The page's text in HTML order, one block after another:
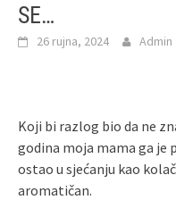
SE…
26 rujna, 2024 Admin
Koji bi razlog bio da ne
godina moja mama ga je
ostao u sjećanju kao
aromatičan.